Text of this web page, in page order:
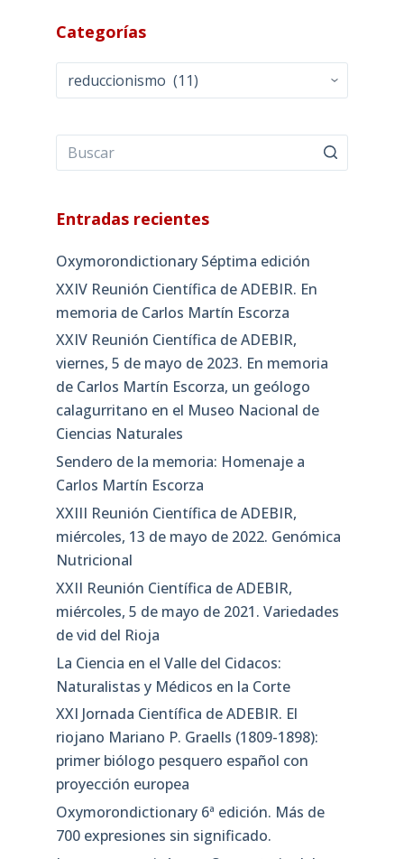
Categorías
Categorías
Entradas recientes
Oxymorondictionary Séptima edición
XXIV Reunión Científica de ADEBIR. En
memoria de Carlos Martín Escorza
XXIV Reunión Científica de ADEBIR,
viernes, 5 de mayo de 2023. En memoria
de Carlos Martín Escorza, un geólogo
calagurritano en el Museo Nacional de
Ciencias Naturales
Sendero de la memoria: Homenaje a
Carlos Martín Escorza
XXIII Reunión Científica de ADEBIR,
miércoles, 13 de mayo de 2022. Genómica
Nutricional
XXII Reunión Científica de ADEBIR,
miércoles, 5 de mayo de 2021. Variedades
de vid del Rioja
La Ciencia en el Valle del Cidacos:
Naturalistas y Médicos en la Corte
XXI Jornada Científica de ADEBIR. El
riojano Mariano P. Graells (1809-1898):
primer biólogo pesquero español con
proyección europea
Oxymorondictionary 6ª edición. Más de
700 expresiones sin significado.